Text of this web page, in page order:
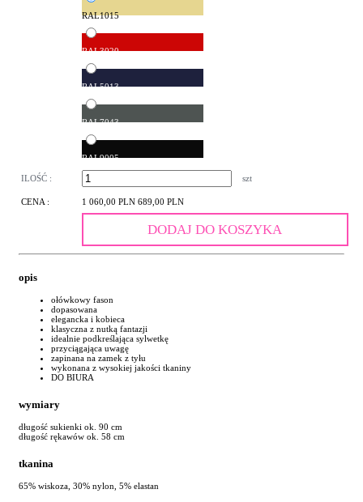
RAL1015
RAL3020
RAL5013
RAL7043
RAL9005
ILOŚĆ : szt
CENA : 1 060,00 PLN 689,00 PLN
DODAJ DO KOSZYKA
opis
ołówkowy fason
dopasowana
elegancka i kobieca
klasyczna z nutką fantazji
idealnie podkreślająca sylwetkę
przyciągająca uwagę
zapinana na zamek z tyłu
wykonana z wysokiej jakości tkaniny
DO BIURA
wymiary
długość sukienki ok. 90 cm
długość rękawów ok. 58 cm
tkanina
65% wiskoza, 30% nylon, 5% elastan